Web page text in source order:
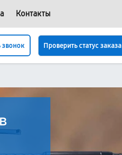
Контакты
звонок Проверить статус заказа